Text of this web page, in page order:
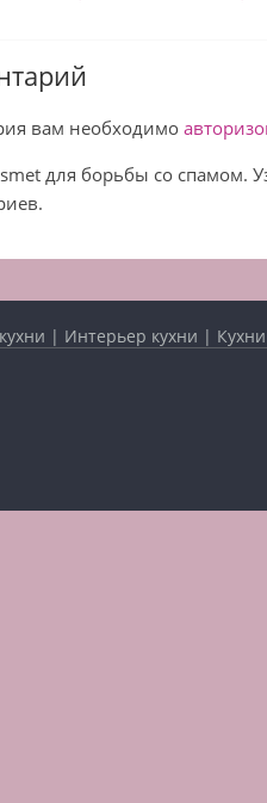
вам необходимо
для борьбы со спамом.
| Интерьер кухни |